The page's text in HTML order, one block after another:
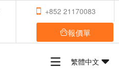
+852 21170083
報價單
繁體中文